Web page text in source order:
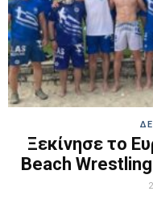
Ξεκίνησε το
Beach